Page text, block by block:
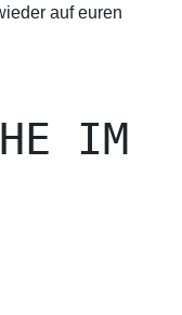
auf euren
IM